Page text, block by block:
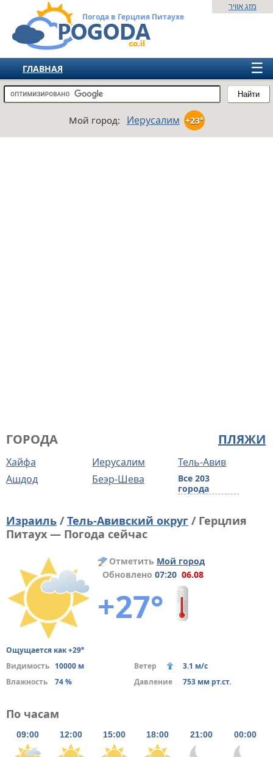
Погода в Герцлия Питаухе
Найти
מזג אוויר
☰
ГЛАВНАЯ
ИЗРАИЛЬ
ЕВРОПА
Мой город: Иерусалим +23°
ПЛЯЖИ
ГОРОДА
Хайфа Иерусалим
Тель-Авив
Ашдод
Беэр-Шева
Все 203
города
Израиль /Тель-Авивский округ / Герцлия
Питаух — Погода сейчас
Отметить Мой город
Обновлено 07:20 06.08
+27°
Ощущается как +29°
Видимость 10000 м Ветер
3.1 м/с
Влажность
74 % Давление 753 мм рт.ст.
По часам
09:00 12:00 15:00 18:00 21:00 00:00